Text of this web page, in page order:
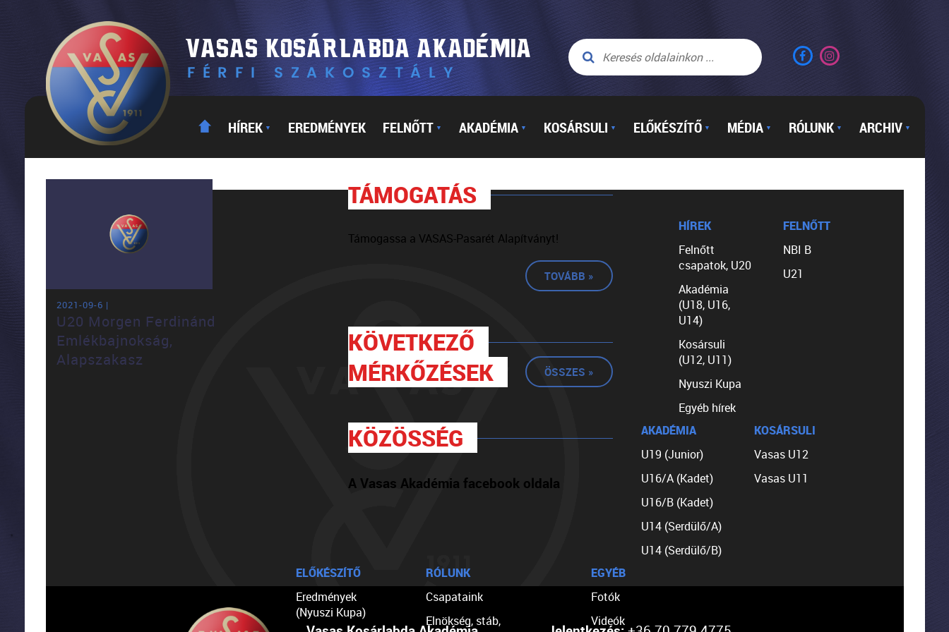
HÍREK ▼ EREDMÉNYEK FELNŐTT ▼ AKADÉMIA ▼ KOSÁRSULI ▼ ELŐKÉSZÍTŐ ▼ MÉDIA ▼ RÓLUNK ▼ ARCHIV ▼
2021-09-6 |
U20 Morgen Ferdinánd
Emlékbajnokság,
Alapszakasz
TÁMOGATÁS
Támogassa a VASAS-Pasarét Alapítványt!
TOVÁBB »
KÖVETKEZŐ
MÉRKŐZÉSEK
ÖSSZES »
KÖZÖSSÉG
A Vasas Akadémia facebook oldala
HÍREK
Felnőtt
csapatok, U20
Akadémia
(U18, U16,
U14)
Kosársuli
(U12, U11)
Nyuszi Kupa
Egyéb hírek
FELNŐTT
NBI B
U21
AKADÉMIA
U19 (Junior)
U16/A (Kadet)
U16/B (Kadet)
U14 (Serdülő/A)
U14 (Serdülő/B)
KOSÁRSULI
Vasas U12
Vasas U11
ELŐKÉSZÍTŐ
Eredmények
(Nyuszi Kupa)
RÓLUNK
Csapataink
Elnökség, stáb,
EGYÉB
Fotók
Videók